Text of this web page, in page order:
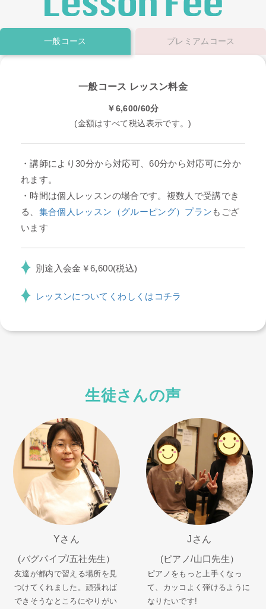
一般コース プレミアムコース
一般コース レッスン料金
￥6,600/60分
(金額はすべて税込表示です。)
・講師により30分から対応可、60分から対応可に分か
れます。
・時間は個人レッスンの場合です。複数人で受講でき
る、 集合個人レッスン（グルーピング）プラン もござ
います
別途入会金￥6,600(税込)
レッスンについてくわしくはコチラ
生徒さんの声
Yさん
(バグパイプ/五社先生）
友達が都内で習える場所を見
つけてくれました。頑張れば
できそうなところにやりがい
Jさん
(ピアノ/山口先生）
ピアノをもっと上手くなっ
て、カッコよく弾けるように
なりたいです!